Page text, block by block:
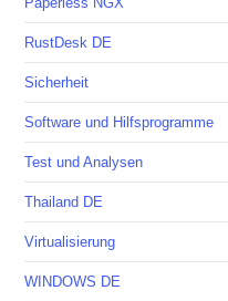
RustDesk DE
Sicherheit
Software und Hilfsprogramme
Test und Analysen
Thailand DE
Virtualisierung
WINDOWS DE